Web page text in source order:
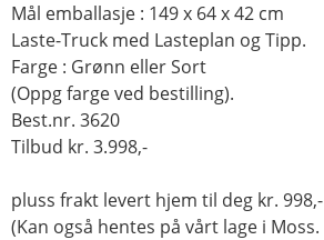
Mål emballasje : 149 x 64 x 42 cm
Laste-Truck med Lasteplan og Tipp.
Farge : Grønn eller Sort
(Oppg farge ved bestilling).
Best.nr. 3620
Tilbud kr. 3.998,-
pluss frakt levert hjem til deg kr. 998,-
(Kan også hentes på vårt lage i Moss.